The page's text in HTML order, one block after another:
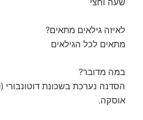
לאיזה גילאים מתאים?
מתאים לכל הגילאים
במה מדובר?
אוסקה.